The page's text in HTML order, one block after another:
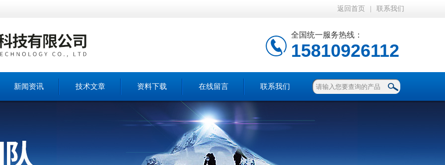
返回首页 联系我们
全国统一服务热线：
15810926112
新闻资讯 技术文章 资料下载 在线留言 联系我们